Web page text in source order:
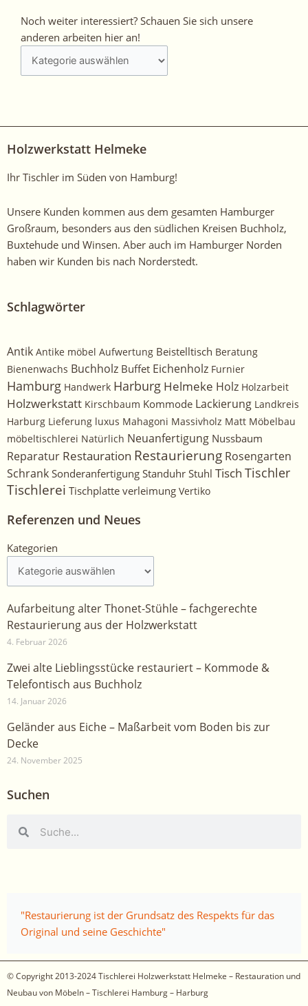
Noch weiter interessiert? Schauen Sie sich unsere
anderen arbeiten hier an!
Noch
weiter
interessiert?
Schauen
arbeiten
an!
Holzwerkstatt Helmeke
Ihr Tischler im Süden von Hamburg!
Unsere Kunden kommen aus dem gesamten Hamburger
Großraum, besonders aus den südlichen Kreisen Buchholz,
Buxtehude und Winsen. Aber auch im Hamburger Norden
haben wir Kunden bis nach Norderstedt.
Schlagwörter
Antik Antike möbel Aufwertung Beistelltisch Beratung
Bienenwachs Buchholz Buffet Eichenholz Furnier
Hamburg Handwerk Harburg Helmeke Holz Holzarbeit
Holzwerkstatt Kirschbaum Kommode Lackierung Landkreis
Harburg Lieferung luxus Mahagoni Massivholz Matt Möbelbau
möbeltischlerei Natürlich Neuanfertigung Nussbaum
Reparatur Restauration Restaurierung Rosengarten
Schrank Sonderanfertigung Standuhr Stuhl Tisch Tischler
Tischlerei Tischplatte verleimung Vertiko
Referenzen und Neues
Kategorien
Kategorien
Aufarbeitung alter Thonet-Stühle – fachgerechte
Restaurierung aus der Holzwerkstatt
4. Februar 2026
Zwei alte Lieblingsstücke restauriert – Kommode &
Telefontisch aus Buchholz
14. Januar 2026
Geländer aus Eiche – Maßarbeit vom Boden bis zur
Decke
24. November 2025
Suchen
"Restaurierung ist der Grundsatz des Respekts für das
Original und seine Geschichte"
© Copyright 2013-2024Tischlerei Holzwerkstatt Helmeke – Restauration und
Neubau von Möbeln – Tischlerei Hamburg – Harburg